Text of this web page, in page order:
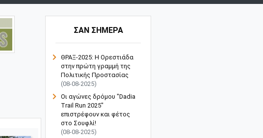
ΣΑΝ ΣΗΜΕΡΑ
ΘΡΑΞ-2025: Η Ορεστιάδα
στην πρώτη γραμμή της
Πολιτικής Προστασίας
(08-08-2025)
Οι αγώνες δρόμου "Dadia
Trail Run 2025"
επιστρέφουν και φέτος
στο Σουφλί!
(08-08-2025)